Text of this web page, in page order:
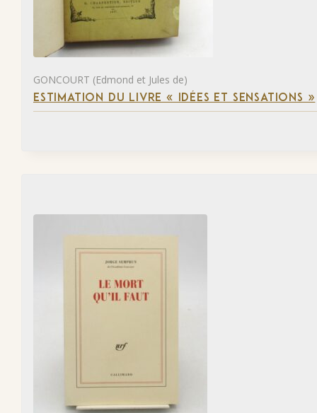
GONCOURT (Edmond et Jules de)
ESTIMATION DU LIVRE « IDÉES ET SENSATIONS »